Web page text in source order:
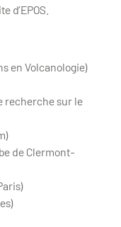
d’EPOS.
en Volcanologie)
recherche sur le
de Clermont-